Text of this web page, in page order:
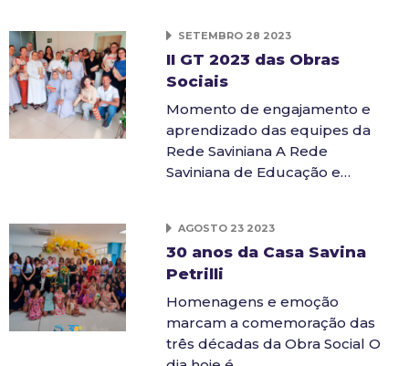
SETEMBRO 28 2023
II GT 2023 das Obras
Sociais
Momento de engajamento e
aprendizado das equipes da
Rede Saviniana A Rede
Saviniana de Educação e…
AGOSTO 23 2023
30 anos da Casa Savina
Petrilli
Homenagens e emoção
marcam a comemoração das
três décadas da Obra Social O